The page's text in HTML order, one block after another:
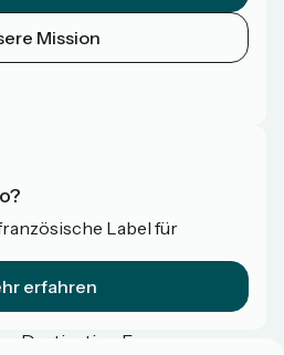
Mission
französische Label für
erfahren
Destination France